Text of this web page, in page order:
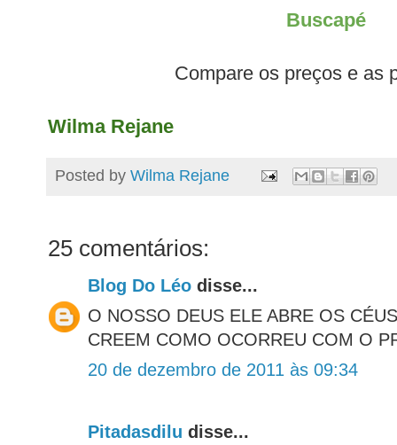
Buscapé
Compare os preços e as
Wilma Rejane
Posted by Wilma Rejane
25 comentários:
Blog Do Léo disse...
O NOSSO DEUS ELE ABRE OS
CREEM COMO OCORREU COM O
20 de dezembro de 2011 às 09:34
Pitadasdilu disse...